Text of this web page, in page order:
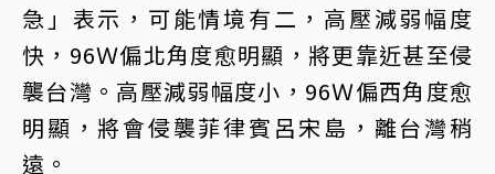
急」表示，可能情境有二，高壓減弱幅度
快，96Ｗ偏北角度愈明顯，將更靠近甚至侵
襲台灣。高壓減弱幅度小，96Ｗ偏西角度愈
明顯，將會侵襲菲律賓呂宋島，離台灣稍
遠。󠀠